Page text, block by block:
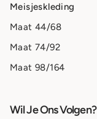
Meisjeskleding
Maat 44/68
Maat 74/92
Maat 98/164
Wil Je Ons Volgen?